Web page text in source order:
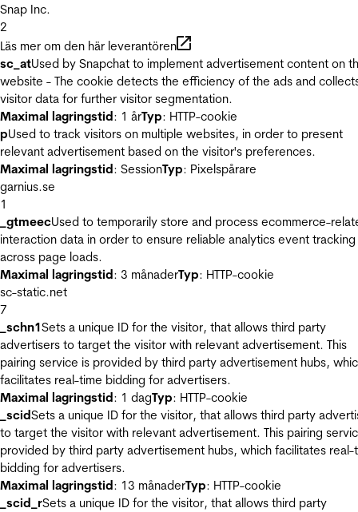
Snap Inc.
2
Läs mer om den här leverantören
sc_atUsed by Snapchat to implement advertisement content on
website - The cookie detects the efficiency of the ads and
visitor data for further visitor segmentation.
Maximal lagringstid: 1 årTyp: HTTP-cookie
pUsed to track visitors on multiple websites, in order to present
relevant advertisement based on the visitor's preferences.
Maximal lagringstid: SessionTyp: Pixelspårare
garnius.se
1
_gtmeecUsed to temporarily store and process ecommerce-
interaction data in order to ensure reliable analytics event tracking
across page loads.
Maximal lagringstid: 3 månaderTyp: HTTP-cookie
sc-static.net
7
_schn1Sets a unique ID for the visitor, that allows third party
advertisers to target the visitor with relevant advertisement. This
pairing service is provided by third party advertisement hubs,
facilitates real-time bidding for advertisers.
Maximal lagringstid: 1 dagTyp: HTTP-cookie
_scidSets a unique ID for the visitor, that allows third party
to target the visitor with relevant advertisement. This pairing
provided by third party advertisement hubs, which facilitates real-
bidding for advertisers.
Maximal lagringstid: 13 månaderTyp: HTTP-cookie
_scid_rSets a unique ID for the visitor, that allows third party